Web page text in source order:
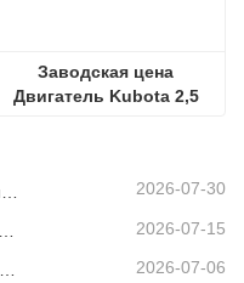
Заводская цена
Двигатель Kubota 2,5
2026-07-30
2026-07-15
1,2-тонные и 1,5-тонные мини-экскаваторы отгружены в контейнерах сегодня 2026-07-06